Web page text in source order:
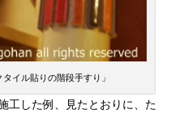
イル貼りの階段手すり」
工した例、見たとおりに、た